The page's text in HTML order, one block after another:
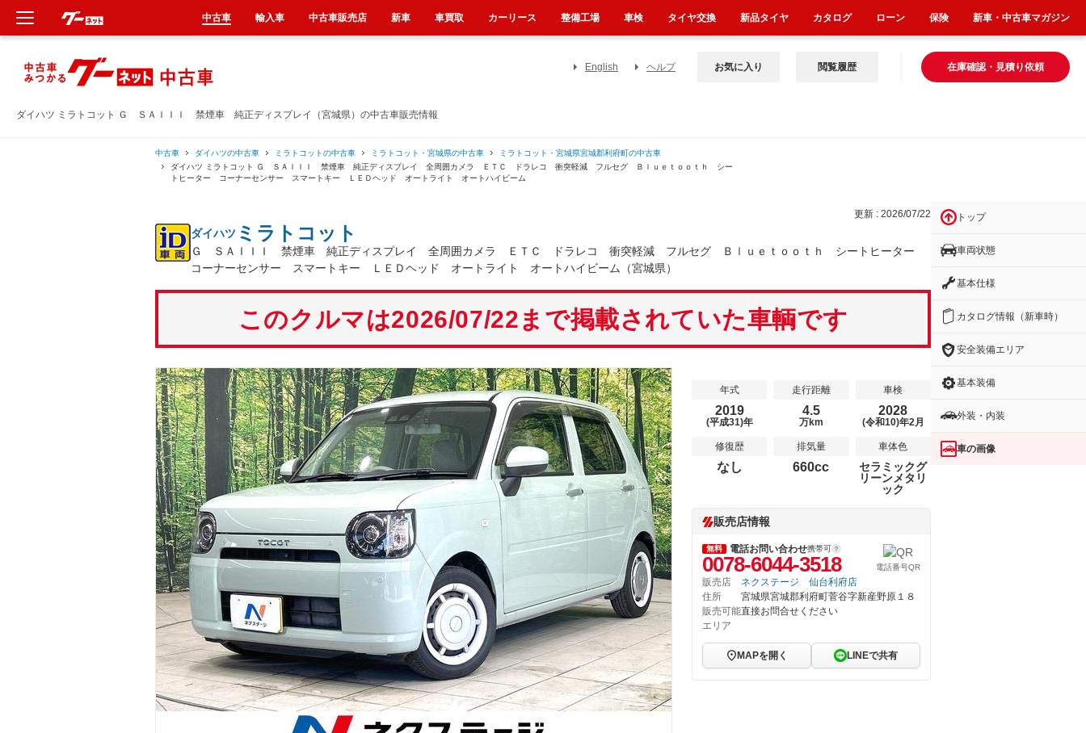
ダイハツ ミラトコット Ｇ ＳＡＩＩＩ 禁煙車 純正ディスプレイ（宮城県）の中古車販売情報
English ヘルプ 在庫確認・見積り依頼
お気に入り 閲覧履歴
中古車 ダイハツの中古車 ミラトコットの中古車 ミラトコット・宮城県の中古車
ミラトコット・宮城県宮城郡利府町の中古車
ダイハツ ミラトコット Ｇ ＳＡＩＩＩ 禁煙車 純正ディスプレイ 全周囲カメラ ＥＴＣ ドラレコ 衝突軽減 フルセグ Ｂｌｕｅｔｏｏｔｈ シー
トヒーター コーナーセンサー スマートキー ＬＥＤヘッド オートライト オートハイビーム
更新 : 2026/07/22
ダイハツ ミラトコット
Ｇ ＳＡＩＩＩ 禁煙車 純正ディスプレイ 全周囲カメラ ＥＴＣ ドラレコ 衝突軽減 フルセグ Ｂｌｕｅｔｏｏｔｈ シートヒーター
コーナーセンサー スマートキー ＬＥＤヘッド オートライト オートハイビーム（宮城県）
このクルマは2026/07/22まで掲載されていた車輌です
年式
2019
(平成31)年
走行距離
4.5
万km
車検
2028
(令和10)年2月
修復歴
なし
排気量
660cc
車体色
セラミックグ
リーンメタリ
ック
販売店情報
無料 電話お問い合わせ携帯可
0078-6044-3518 電話番号QR
販売店
ネクステージ 仙台利府店
住所
宮城県宮城郡利府町菅谷字新産野原１８
販売可能
エリア
直接お問合せください
MAPを開く LINEで共有
トップ
車両状態
基本仕様
カタログ情報（新車時）
安全装備エリア
基本装備
外装・内装
車の画像
中古車 輸入車 中古車販売店 新車 車買取 カーリース 整備工場 車検 タイヤ交換 新品タイヤ カタログ ローン 保険 新車・中古車マガジン
新車
中古車